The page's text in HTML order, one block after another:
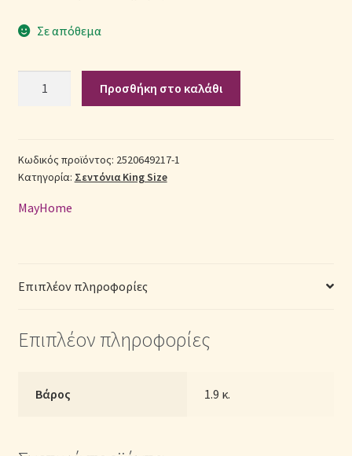
Πικέ Κουβέρτες
Πληρωμές
Πολιτική cookie
Σε απόθεμα
Size
2520649217-
με
x
200cm
30cm)
Προσθήκη στο καλάθι
Κωδικός προϊόντος: 2520649217-1
Κατηγορία: Σεντόνια King Size
MayHome
Επιπλέον πληροφορίες
Επιπλέον πληροφορίες
Βάρος 1.9 κ.